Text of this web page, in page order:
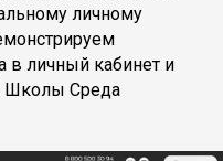
личному
в личный кабинет и
Школы Среда